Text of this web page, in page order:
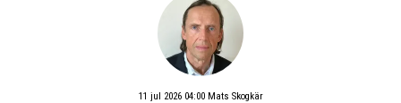
11 jul 2026 04:00 Mats Skogkär